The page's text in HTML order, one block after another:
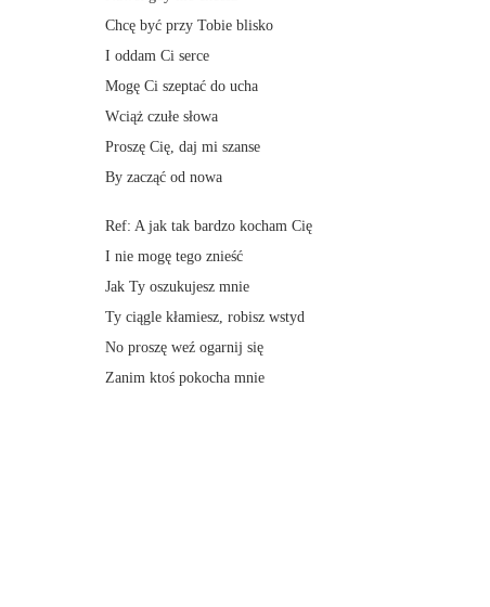
Chcę być przy Tobie blisko
I oddam Ci serce
Mogę Ci szeptać do ucha
Wciąż czułe słowa
Proszę Cię, daj mi szanse
By zacząć od nowa
Ref: A jak tak bardzo kocham Cię
I nie mogę tego znieść
Jak Ty oszukujesz mnie
Ty ciągle kłamiesz, robisz wstyd
No proszę weź ogarnij się
Zanim ktoś pokocha mnie